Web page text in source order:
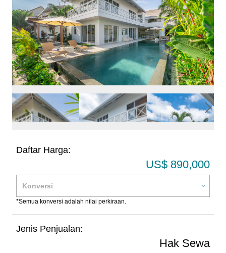
Daftar Harga:
US$ 890,000
*Semua konversi adalah nilai perkiraan.
Jenis Penjualan:
Hak Sewa